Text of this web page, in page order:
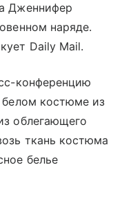
Дженнифер
наряде.
Daily Mail.
конференцию
костюме из
облегающего
ткань костюма
белье